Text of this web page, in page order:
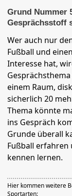
Grund Nummer
Gesprächsstoff
Wer auch nur
Fußball und
Interesse hat,
einem Raum,
sicherlich 20
Thema könnte
ins Gespräch
Grunde überall
Fußball erfahren
kennen lernen.
Hier kommen weitere
Sportarten: